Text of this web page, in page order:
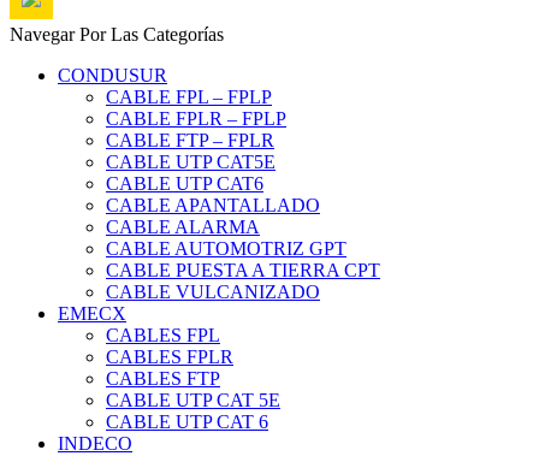
Navegar Por Las Categorías
CONDUSUR
CABLE FPL – FPLP
CABLE FPLR – FPLP
CABLE FTP – FPLR
CABLE UTP CAT5E
CABLE UTP CAT6
CABLE APANTALLADO
CABLE ALARMA
CABLE AUTOMOTRIZ GPT
CABLE PUESTA A TIERRA CPT
CABLE VULCANIZADO
EMECX
CABLES FPL
CABLES FPLR
CABLES FTP
CABLE UTP CAT 5E
CABLE UTP CAT 6
INDECO